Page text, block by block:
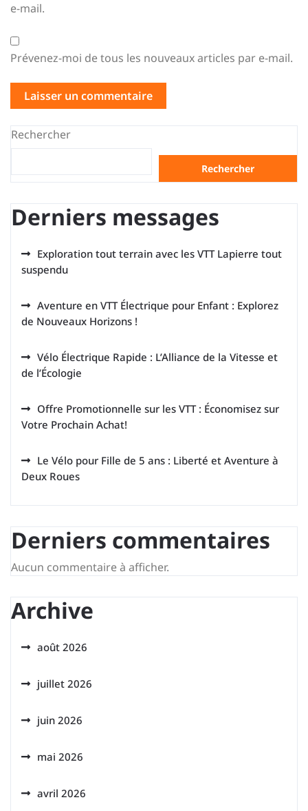
e-mail.
Prévenez-moi de tous les nouveaux articles par e-mail.
Rechercher
Rechercher
Derniers messages
Exploration tout terrain avec les VTT Lapierre tout
suspendu
Aventure en VTT Électrique pour Enfant : Explorez
de Nouveaux Horizons !
Vélo Électrique Rapide : L’Alliance de la Vitesse et
de l’Écologie
Offre Promotionnelle sur les VTT : Économisez sur
Votre Prochain Achat!
Le Vélo pour Fille de 5 ans : Liberté et Aventure à
Deux Roues
Derniers commentaires
Aucun commentaire à afficher.
Archive
août 2026
juillet 2026
juin 2026
mai 2026
avril 2026